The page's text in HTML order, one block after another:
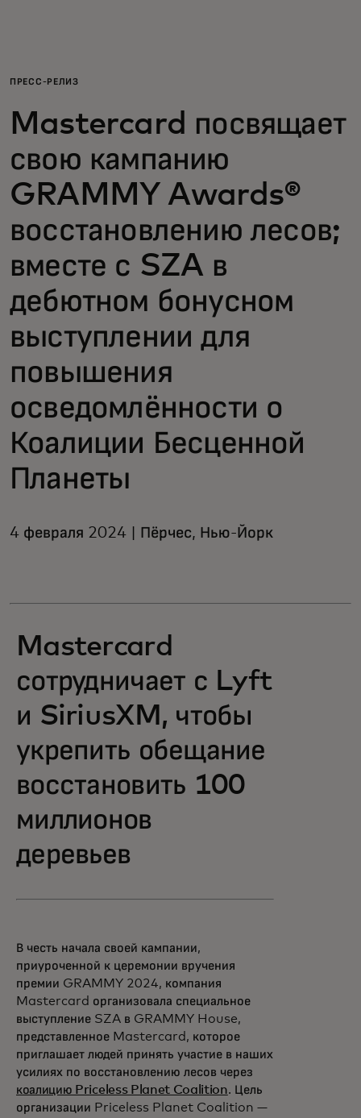
Для бизнеса
Для всего мира
Для новаторов
Новости и тренды
ПРЕСС-РЕЛИЗ
Mastercard посвящает
свою кампанию
GRAMMY Awards®
восстановлению лесов;
вместе с SZA в
дебютном бонусном
выступлении для
повышения
осведомлённости о
Коалиции Бесценной
Планеты
4 февраля 2024 | Пёрчес, Нью-Йорк
Mastercard
сотрудничает с Lyft
и SiriusXM, чтобы
укрепить обещание
восстановить 100
миллионов
деревьев
В честь начала своей кампании,
приуроченной к церемонии вручения
премии GRAMMY 2024, компания
Mastercard организовала специальное
выступление SZA в GRAMMY House,
представленное Mastercard, которое
приглашает людей принять участие в наших
усилиях по восстановлению лесов через
коалицию Priceless Planet Coalition. Цель
организации Priceless Planet Coalition —